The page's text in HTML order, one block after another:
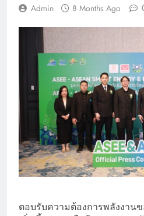
Admin 8 Months Ago
ตอบรับความต้องการพลังงาน